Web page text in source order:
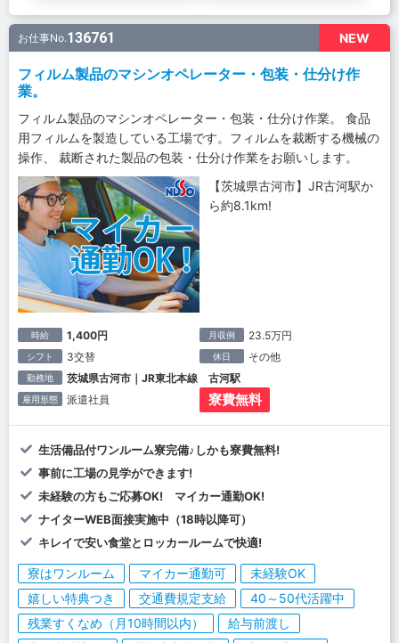
NEW
お仕事No.136761
フィルム製品のマシンオペレーター・包装・仕分け作
業。
フィルム製品のマシンオペレーター・包装・仕分け作業。 食品
用フィルムを製造している工場です。フィルムを裁断する機械の
操作、 裁断された製品の包装・仕分け作業をお願いします。
【茨城県古河市】JR古河駅か
ら約8.1km!
時給 1,400円 月収例 23.5万円
シフト 3交替 休日 その他
勤務地 茨城県古河市｜JR東北本線 古河駅
雇用形態 派遣社員 寮費無料
生活備品付ワンルーム寮完備♪しかも寮費無料!
事前に工場の見学ができます!
未経験の方もご応募OK! マイカー通勤OK!
ナイターWEB面接実施中（18時以降可）
キレイで安い食堂とロッカールームで快適!
寮はワンルーム マイカー通勤可
未経験OK
嬉しい特典つき
交通費規定支給
40～50代活躍中
残業すくなめ（月10時間以内）
給与前渡し